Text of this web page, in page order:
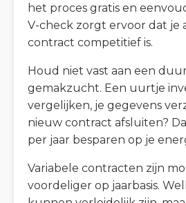
het proces gratis en
V-check zorgt ervoor dat je
contract competitief is.
Houd niet vast aan een
gemakzucht. Een uurtje
vergelijken, je gegevens
nieuw contract afsluiten?
per jaar besparen op je
Variabele contracten zijn
voordeliger op jaarbasis.